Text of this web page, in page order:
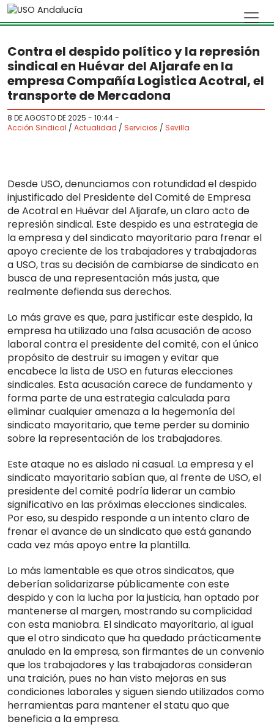
Skip to main content
Contra el despido político y la represión
sindical en Huévar del Aljarafe en la
empresa Compañía Logistica Acotral, el
transporte de Mercadona
8 DE AGOSTO DE 2025 - 10:44-
Acción Sindical / Actualidad / Servicios / Sevilla
Desde USO, denunciamos con rotundidad el despido
injustificado del Presidente del Comité de Empresa
de Acotral en Huévar del Aljarafe, un claro acto de
represión sindical. Este despido es una estrategia de
la empresa y del sindicato mayoritario para frenar el
apoyo creciente de los trabajadores y trabajadoras
a USO, tras su decisión de cambiarse de sindicato en
busca de una representación más justa, que
realmente defienda sus derechos.
Lo más grave es que, para justificar este despido, la
empresa ha utilizado una falsa acusación de acoso
laboral contra el presidente del comité, con el único
propósito de destruir su imagen y evitar que
encabece la lista de USO en futuras elecciones
sindicales. Esta acusación carece de fundamento y
forma parte de una estrategia calculada para
eliminar cualquier amenaza a la hegemonía del
sindicato mayoritario, que teme perder su dominio
sobre la representación de los trabajadores.
Este ataque no es aislado ni casual. La empresa y el
sindicato mayoritario sabían que, al frente de USO, el
presidente del comité podría liderar un cambio
significativo en las próximas elecciones sindicales.
Por eso, su despido responde a un intento claro de
frenar el avance de un sindicato que está ganando
cada vez más apoyo entre la plantilla.
Lo más lamentable es que otros sindicatos, que
deberían solidarizarse públicamente con este
despido y con la lucha por la justicia, han optado por
mantenerse al margen, mostrando su complicidad
con esta maniobra. El sindicato mayoritario, al igual
que el otro sindicato que ha quedado prácticamente
anulado en la empresa, son firmantes de un convenio
que los trabajadores y las trabajadoras consideran
una traición, pues no han visto mejoras en sus
condiciones laborales y siguen siendo utilizados como
herramientas para mantener el statu quo que
beneficia a la empresa.